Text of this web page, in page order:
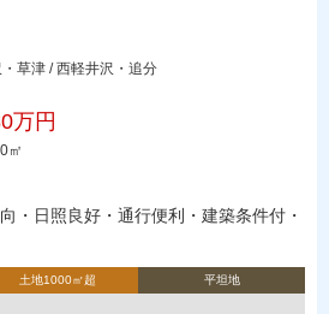
草津 / 西軽井沢・追分
万円
㎡
・日照良好・通行便利・建築条件付・
土地1000㎡超
平坦地